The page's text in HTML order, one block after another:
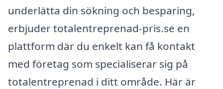
underlätta din sökning och besparing,
erbjuder totalentreprenad-pris.se en
plattform där du enkelt kan få kontakt
med företag som specialiserar sig på
totalentreprenad i ditt område. Här är